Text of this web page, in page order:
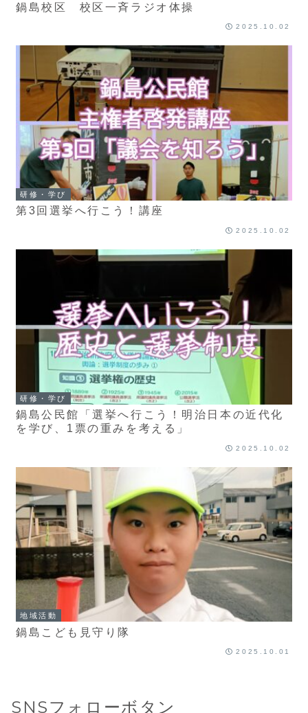
鍋島校区 校区一斉ラジオ体操
2025.10.02
研修・学び
第3回選挙へ行こう！講座
2025.10.02
研修・学び
鍋島公民館「選挙へ行こう！明治日本の近代化
を学び、1票の重みを考える」
2025.10.02
地域活動
鍋島こども見守り隊
2025.10.01
SNSフォローボタン